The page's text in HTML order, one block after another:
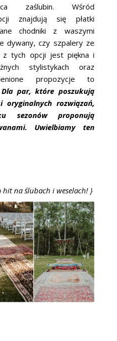
zaślubin. Wśród
znajdują się płatki
chodniki z waszymi
dywany, czy szpalery ze
z tych opcji jest piękna i
stylistykach oraz
propozycje to
Dla par, które poszukują
oryginalnych rozwiązań,
sezonów proponują
Uwielbiamy ten
na ślubach i weselach! }